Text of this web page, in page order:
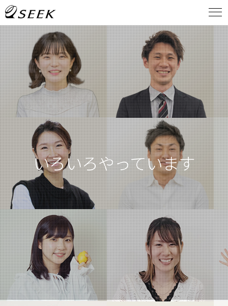
いろいろやっています